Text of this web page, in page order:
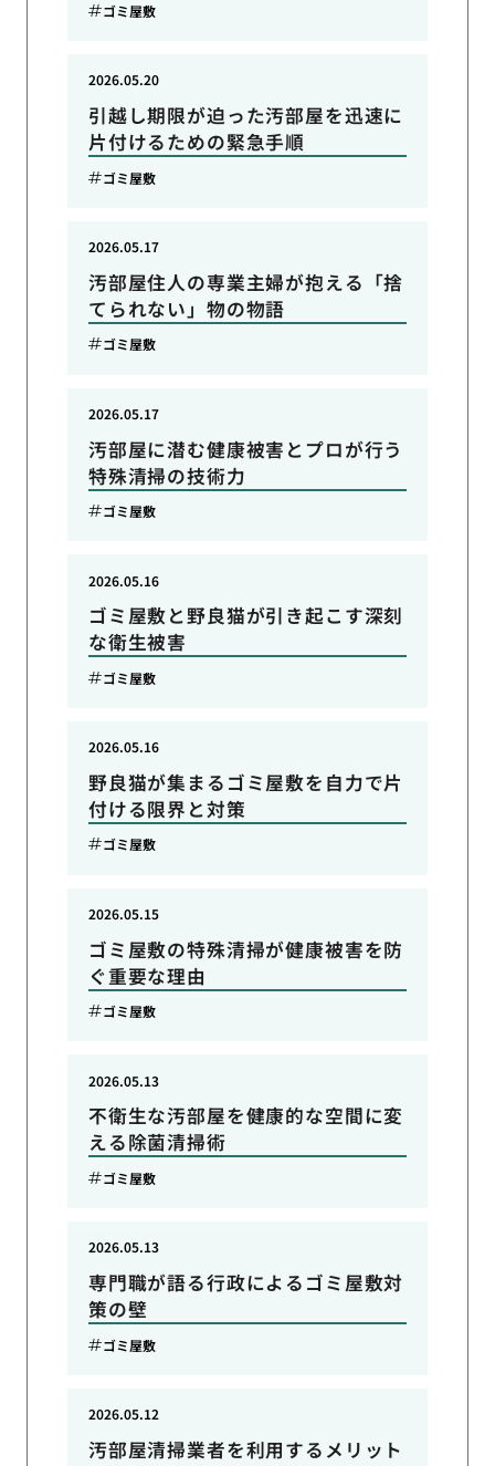
ゴミ屋敷
引越し期限が迫った汚部屋を迅速に
片付けるための緊急手順
2026.05.20
ゴミ屋敷
汚部屋住人の専業主婦が抱える「捨
てられない」物の物語
2026.05.17
ゴミ屋敷
汚部屋に潜む健康被害とプロが行う
特殊清掃の技術力
2026.05.17
ゴミ屋敷
ゴミ屋敷と野良猫が引き起こす深刻
な衛生被害
2026.05.16
ゴミ屋敷
野良猫が集まるゴミ屋敷を自力で片
付ける限界と対策
2026.05.16
ゴミ屋敷
ゴミ屋敷の特殊清掃が健康被害を防
ぐ重要な理由
2026.05.15
ゴミ屋敷
不衛生な汚部屋を健康的な空間に変
える除菌清掃術
2026.05.13
ゴミ屋敷
専門職が語る行政によるゴミ屋敷対
策の壁
2026.05.13
ゴミ屋敷
汚部屋清掃業者を利用するメリット
2026.05.12